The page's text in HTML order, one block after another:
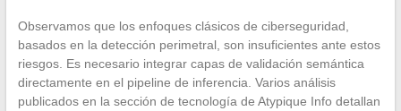
Observamos que los enfoques clásicos de ciberseguridad,
basados en la detección perimetral, son insuficientes ante estos
riesgos. Es necesario integrar capas de validación semántica
directamente en el pipeline de inferencia. Varios análisis
publicados en la sección de tecnología de Atypique Info detallan